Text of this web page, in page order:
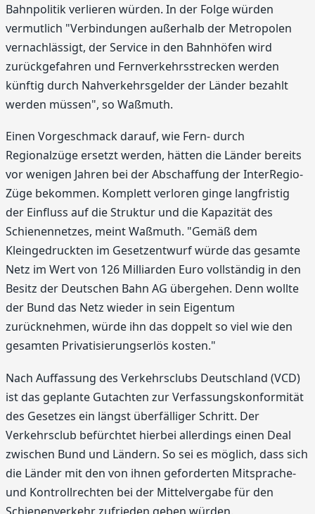
Bahnpolitik verlieren würden. In der Folge würden
vermutlich "Verbindungen außerhalb der Metropolen
vernachlässigt, der Service in den Bahnhöfen wird
zurückgefahren und Fernverkehrsstrecken werden
künftig durch Nahverkehrsgelder der Länder bezahlt
werden müssen", so Waßmuth.
Einen Vorgeschmack darauf, wie Fern- durch
Regionalzüge ersetzt werden, hätten die Länder bereits
vor wenigen Jahren bei der Abschaffung der InterRegio-
Züge bekommen. Komplett verloren ginge langfristig
der Einfluss auf die Struktur und die Kapazität des
Schienennetzes, meint Waßmuth. "Gemäß dem
Kleingedruckten im Gesetzentwurf würde das gesamte
Netz im Wert von 126 Milliarden Euro vollständig in den
Besitz der Deutschen Bahn AG übergehen. Denn wollte
der Bund das Netz wieder in sein Eigentum
zurücknehmen, würde ihn das doppelt so viel wie den
gesamten Privatisierungserlös kosten."
Nach Auffassung des Verkehrsclubs Deutschland (VCD)
ist das geplante Gutachten zur Verfassungskonformität
des Gesetzes ein längst überfälliger Schritt. Der
Verkehrsclub befürchtet hierbei allerdings einen Deal
zwischen Bund und Ländern. So sei es möglich, dass sich
die Länder mit den von ihnen geforderten Mitsprache-
und Kontrollrechten bei der Mittelvergabe für den
Schienenverkehr zufrieden geben würden.